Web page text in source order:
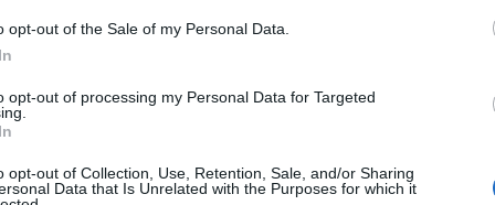
opt-out of the Sale of my Personal Data.
opt-out of processing my Personal Data for Targeted
opt-out of Collection, Use, Retention, Sale, and/or Sharing
Data that Is Unrelated with the Purposes for which it
la Liquidación del Presupuesto de la
estabilidad presupuestaria
la ULPGC no requirió de operaciones de endeudamiento para
previsto en el Real Decreto Ley 14/2012 de medidas urgentes de